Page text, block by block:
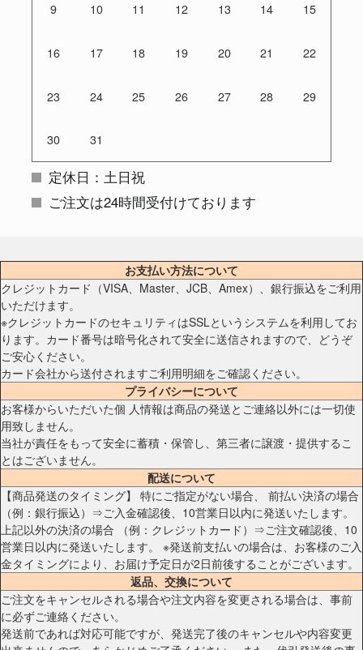
9 10 11 12 13 14 15
16 17 18 19 20 21 22
23 24 25 26 27 28 29
30 31
定休日：土日祝
ご注文は24時間受付けております
お支払い方法について
クレジットカード（VISA、Master、JCB、Amex）、銀行振込をご利用
いただけます。
※クレジットカードのセキュリティはSSLというシステムを利用してお
ります。カード番号は暗号化されて安全に送信されますので、どうぞ
ご安心ください。
カード会社から送付されますご利用明細をご確認ください。
プライバシーについて
お客様からいただいた個 人情報は商品の発送とご連絡以外には一切使
用致しません。
当社が責任をもって安全に蓄積・保管し、第三者に譲渡・提供するこ
とはございません。
配送について
【商品発送のタイミング】 特にご指定がない場合、 前払い決済の場合
（例：銀行振込）⇒ご入金確認後、10営業日以内に発送いたします。
上記以外の決済の場合 （例：クレジットカード）⇒ご注文確認後、10
営業日以内に発送いたします。 ※発送前支払いの場合は、お客様のご入
金タイミングにより、お届け予定日が2日前後することがございます。
返品、交換について
ご注文をキャンセルされる場合や注文内容を変更される場合は、事前
に必ずご連絡ください。
発送前であれば対応可能ですが、発送完了後のキャンセルや内容変更